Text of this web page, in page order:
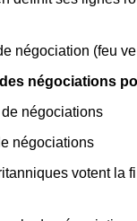
négociation (feu
négociations
négociations
négociations
votent la